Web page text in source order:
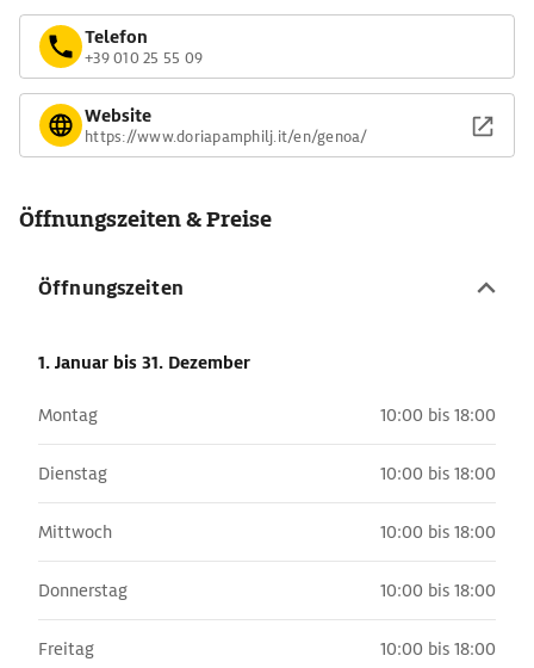
Telefon
+39 010 25 55 09
Website
https://www.doriapamphilj.it/en/genoa/
Öffnungszeiten & Preise
Öffnungszeiten
1. Januar bis 31. Dezember
Montag 10:00 bis 18:00
Dienstag 10:00 bis 18:00
Mittwoch 10:00 bis 18:00
Donnerstag 10:00 bis 18:00
Freitag 10:00 bis 18:00